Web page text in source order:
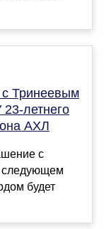
с Тринеевым
летнего
АХЛ
с
следующем
будет